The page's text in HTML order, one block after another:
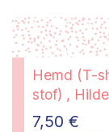
Hemd (T-
stof) ,
Co, 3 jaar
7,50 €